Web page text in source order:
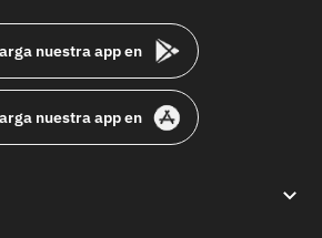
nuestra app en
nuestra app en